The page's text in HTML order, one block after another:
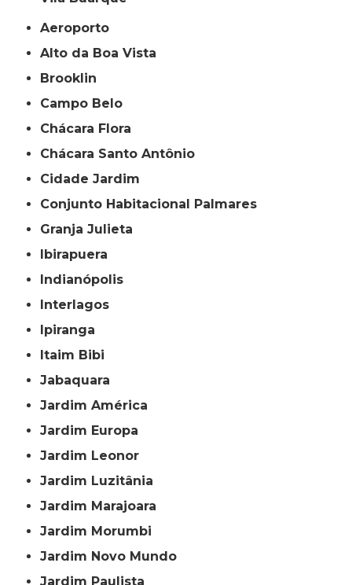
Aeroporto
Alto da Boa Vista
Brooklin
Campo Belo
Chácara Flora
Chácara Santo Antônio
Cidade Jardim
Conjunto Habitacional Palmares
Granja Julieta
Ibirapuera
Indianópolis
Interlagos
Ipiranga
Itaim Bibi
Jabaquara
Jardim América
Jardim Europa
Jardim Leonor
Jardim Luzitânia
Jardim Marajoara
Jardim Morumbi
Jardim Novo Mundo
Jardim Paulista